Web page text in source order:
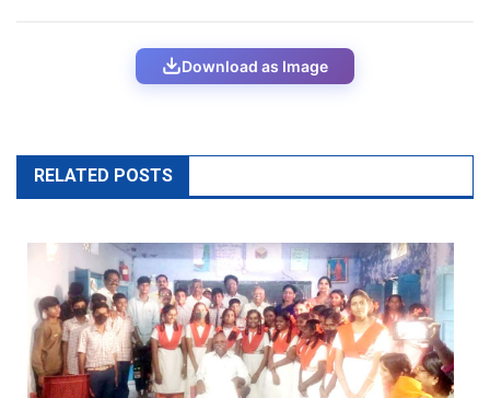
Download as Image
RELATED POSTS